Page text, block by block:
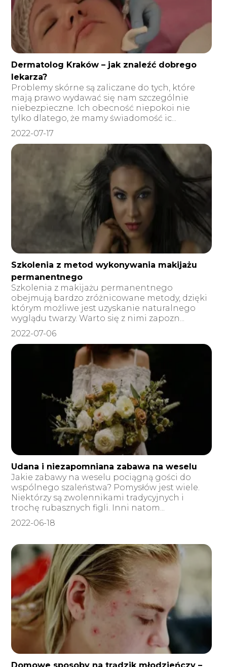
Dermatolog Kraków – jak znaleźć dobrego
lekarza?
Problemy skórne są zaliczane do tych, które
mają prawo wydawać się nam szczególnie
niebezpieczne. Ich obecność niepokoi nie
tylko dlatego, że mamy świadomość ic...
2022-07-17
Szkolenia z metod wykonywania makijażu
permanentnego
Szkolenia z makijażu permanentnego
obejmują bardzo zróżnicowane metody, dzięki
którym możliwe jest uzyskanie naturalnego
wyglądu twarzy. Warto się z nimi zapozn...
2022-07-06
Udana i niezapomniana zabawa na weselu
Jakie zabawy na weselu pociągną gości do
wspólnego szaleństwa? Pomysłów jest wiele.
Niektórzy są zwolennikami tradycyjnych i
trochę rubasznych figli. Inni natom...
2022-06-18